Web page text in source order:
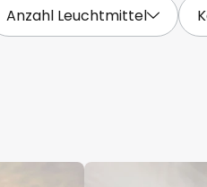
Anzahl Leuchtmittel